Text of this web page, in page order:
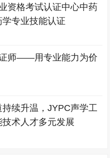
资格考试认证中心中药
专业技能认证
师——用专业能力为价
持续升温，JYPC声学工
术人才多元发展